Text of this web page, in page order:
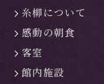
糸柳について
感動の朝食
客室
館内施設